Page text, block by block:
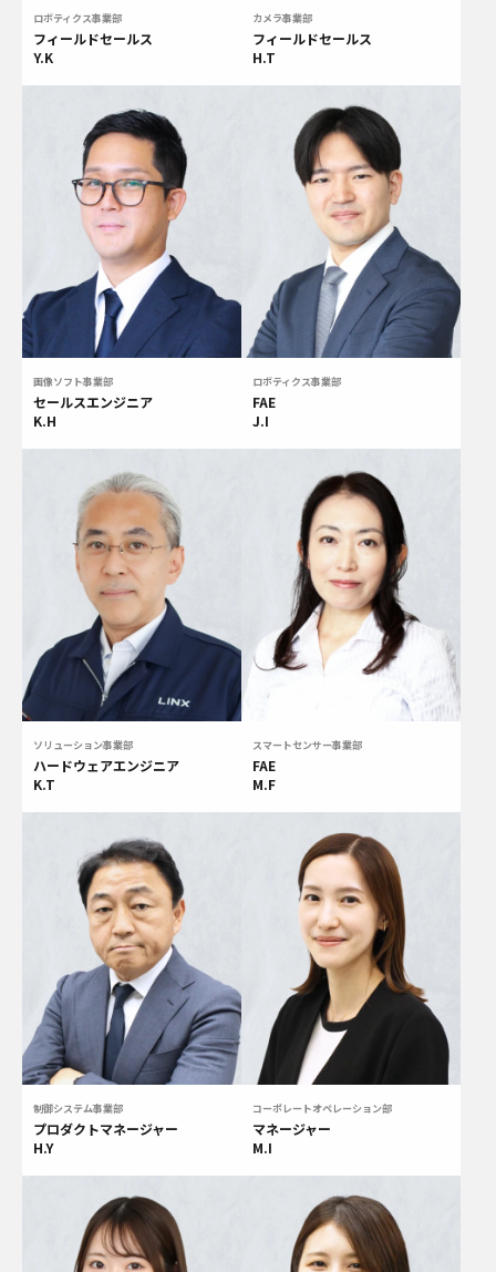
ロボティクス事業部
フィールドセールス
Y.K
カメラ事業部
フィールドセールス
H.T
画像ソフト事業部
セールスエンジニア
K.H
ロボティクス事業部
FAE
J.I
ソリューション事業部
ハードウェアエンジニア
K.T
スマートセンサー事業部
FAE
M.F
制御システム事業部
プロダクトマネージャー
H.Y
コーポレートオペレーション部
マネージャー
M.I